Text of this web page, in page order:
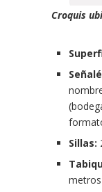
Croquis
Sillas:
metros